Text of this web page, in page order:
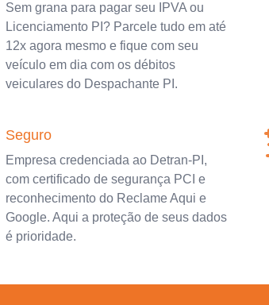
Sem grana para pagar seu IPVA ou
Licenciamento PI? Parcele tudo em até
12x agora mesmo e fique com seu
veículo em dia com os débitos
veiculares do Despachante PI.
Seguro
Empresa credenciada ao Detran-PI,
com certificado de segurança PCI e
reconhecimento do Reclame Aqui e
Google. Aqui a proteção de seus dados
é prioridade.